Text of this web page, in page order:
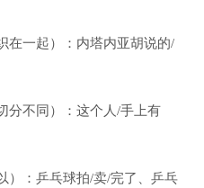
一起）：内塔内亚胡说的/
不同）：这个人/手上有
：乒乓球拍/卖/完了、乒乓